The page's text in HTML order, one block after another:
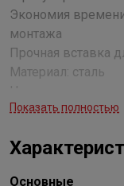
Экономия
монтажа
Прочная вставка
Материал: сталь
Вставка: EPDM; не
Звукопоглощение:
Показать полностью
Основные